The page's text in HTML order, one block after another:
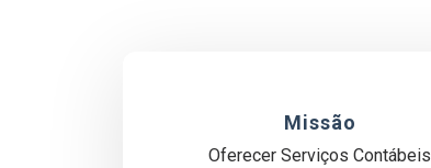
Missão
Oferecer Serviços Contábeis